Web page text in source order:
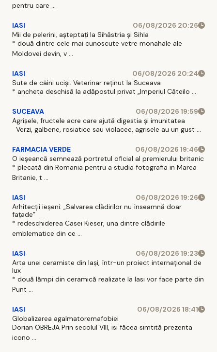
pentru care ...
IASI
06/08/2026 20:26
Mii de pelerini, așteptați la Sihăstria și Sihla
* două dintre cele mai cunoscute vetre monahale ale
Moldovei devin, v ...
IASI
06/08/2026 20:24
Sute de câini uciși. Veterinar reținut la Suceava
* ancheta deschisă la adăpostul privat „Imperiul Căteilo ...
SUCEAVA
06/08/2026 19:59
Agrișele, fructele acre care ajută digestia și imunitatea
Verzi, galbene, rosiatice sau violacee, agrisele au un gust ...
FARMACIA VERDE
06/08/2026 19:46
O ieșeancă semnează portretul oficial al premierului britanic
* plecată din Romania pentru a studia fotografia in Marea
Britanie, t ...
IASI
06/08/2026 19:26
Arhitecții ieșeni: „Salvarea clădirilor nu înseamnă doar
fațade”
* redeschiderea Casei Kieser, una dintre clădirile
emblematice din ce ...
IASI
06/08/2026 19:23
Arta unei ceramiste din Iași, într-un proiect internațional de
lux
* două lămpi din ceramică realizate la Iasi vor face parte din
Punt ...
IASI
06/08/2026 18:41
Globalizarea agalmatoremafobiei
Dorian OBREJA Prin secolul VIII, isi făcea simtită prezenta
icono ...